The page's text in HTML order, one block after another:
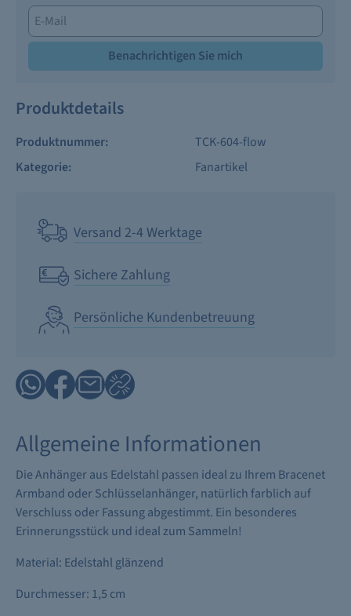
Benachrichtigen Sie mich
Produktdetails
Produktnummer:
TCK-604-flow
Kategorie:
Fanartikel
Versand 2-4 Werktage
Sichere Zahlung
Persönliche Kundenbetreuung
Allgemeine Informationen
Die Anhänger aus Edelstahl passen ideal zu Ihrem Bracenet
Armband oder Schlüsselanhänger, natürlich farblich auf
Verschluss oder Fassung abgestimmt. Ein besonderes
Erinnerungsstück und ideal zum Sammeln!
Material: Edelstahl glänzend
Durchmesser: 1,5 cm